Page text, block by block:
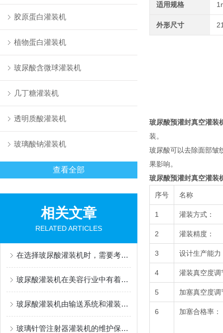
胶原蛋白灌装机
植物蛋白灌装机
玻尿酸含微球灌装机
几丁糖灌装机
透明质酸灌装机
玻璃酸钠灌装机
查看全部
相关文章
RELATED ARTICLES
在选择玻尿酸灌装机时，需要考虑以下几个因素
玻尿酸灌装机在美容行业中有着广泛的应用
玻尿酸灌装机由输送系统和灌装系统组成
玻璃针管注射器灌装机的维护保养方法
适用规格
外形尺寸
玻尿酸预灌封真空灌装
装。
玻尿酸可以去除面部皱
果影响。
玻尿酸预灌封真空灌装
序号 名称
1 灌装方式：
2 灌装精度：
3 设计生产能力
4 灌装真空度调
5 加塞真空度调
6 加塞合格率：